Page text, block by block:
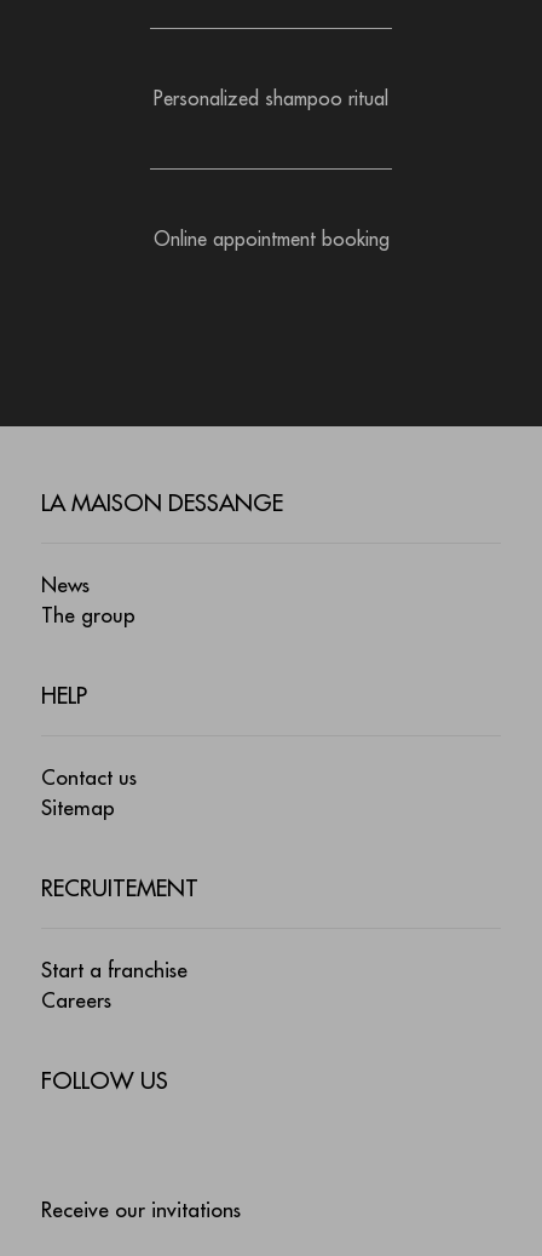
Personalized shampoo ritual
Online appointment booking
LA MAISON DESSANGE
News
The group
HELP
Contact us
Sitemap
RECRUITEMENT
Start a franchise
Careers
FOLLOW US
Receive our invitations